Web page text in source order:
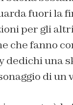
fuori la
per gli
che fanno
dedichi una
di un